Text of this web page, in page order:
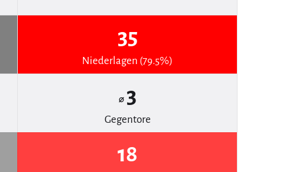
35
Niederlagen (79.5%)
⌀ 3
Gegentore
18